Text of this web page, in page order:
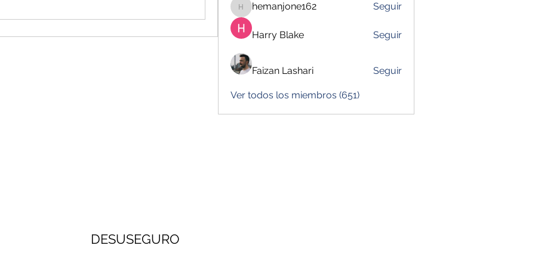
hemanjone162
hemanjone162 Seguir
Harry Blake Seguir
Faizan Lashari Seguir
Ver todos los miembros (651)
DESUSEGURO